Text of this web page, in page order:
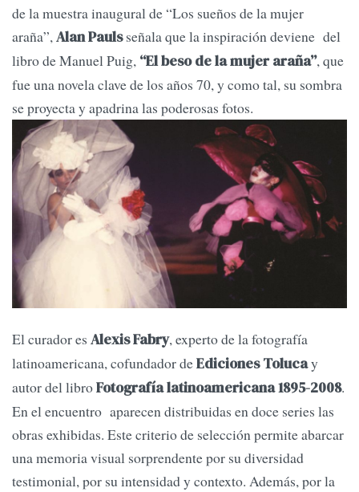
de la muestra inaugural de “Los sueños de la mujer
araña”,Alan Paulsseñala que la inspiración deviene del
libro de Manuel Puig, “El beso de la mujer araña”, que
fue una novela clave de los años 70, y como tal, su sombra
se proyecta y apadrina las poderosas fotos.
El curador es Alexis Fabry, experto de la fotografía
latinoamericana, cofundador deEdiciones Tolucay
autor del libroFotografía latinoamericana 1895-2008.
En el encuentro aparecen distribuidas en doce series las
obras exhibidas. Este criterio de selección permite abarcar
una memoria visual sorprendente por su diversidad
testimonial, por su intensidad y contexto. Además, por la